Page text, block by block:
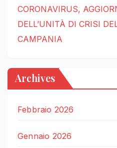
CORONAVIRUS,
DELL’UNITÀ DI CRISI
CAMPANIA
Archives
Febbraio 2026
Gennaio 2026